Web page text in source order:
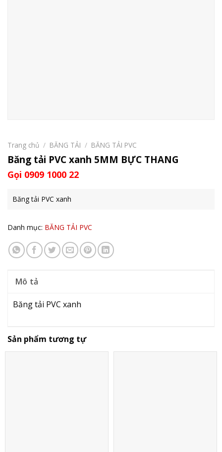
Trang chủ / BĂNG TẢI / BĂNG TẢI PVC
Băng tải PVC xanh 5MM BỰC THANG
Gọi 0909 1000 22
Băng tải PVC xanh
Danh mục: BĂNG TẢI PVC
Mô tả
Băng tải PVC xanh
Sản phẩm tương tự